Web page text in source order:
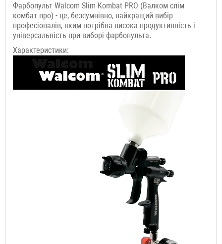
Фарбопульт Walcom Slim Kombat PRO (Валком слім
комбат про) - це, безсумнівно, найкращий вибір
професіоналів, яким потрібна висока продуктивність і
універсальність при виборі фарбопульта.
Характеристики: